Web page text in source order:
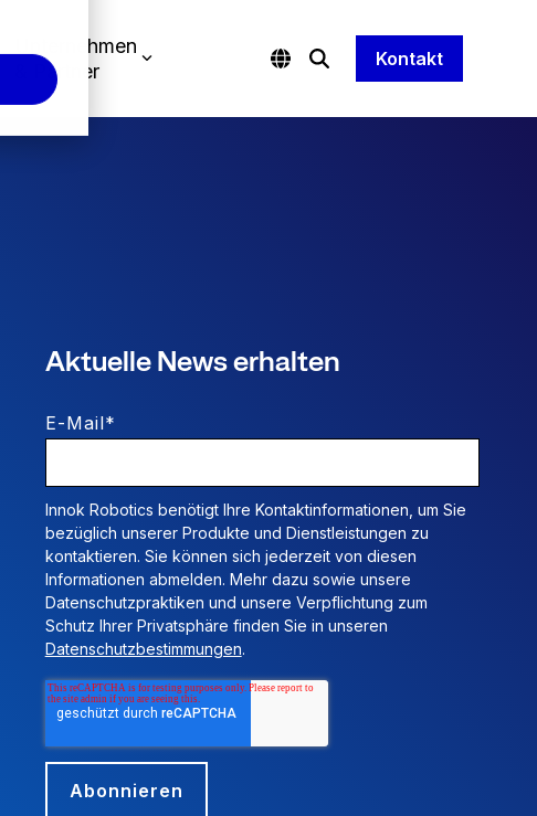
Unternehmen
& Partner
Kontakt
Aktuelle News erhalten
E-Mail*
Innok Robotics benötigt Ihre Kontaktinformationen, um Sie
bezüglich unserer Produkte und Dienstleistungen zu
kontaktieren. Sie können sich jederzeit von diesen
Informationen abmelden. Mehr dazu sowie unsere
Datenschutzpraktiken und unsere Verpflichtung zum
Schutz Ihrer Privatsphäre finden Sie in unseren
Datenschutzbestimmungen.